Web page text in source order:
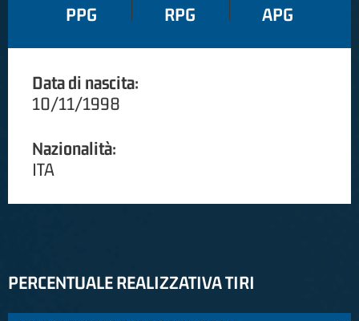
PPG RPG APG
Data di nascita:
10/11/1998
Nazionalità:
ITA
PERCENTUALE REALIZZATIVA TIRI